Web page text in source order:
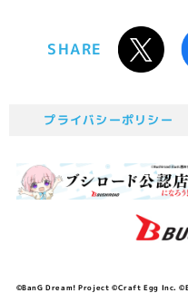
SHARE
プライバシーポリシー
©BanG Dream! Project ©Craft Egg Inc.